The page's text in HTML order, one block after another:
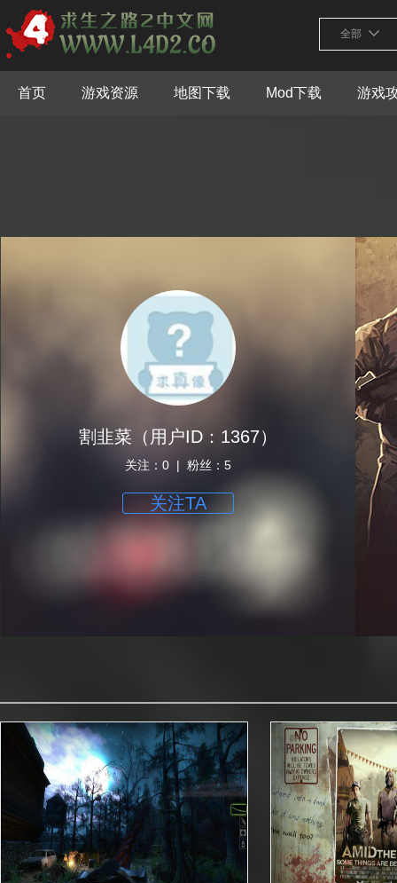
全部
首页 游戏资源 地图下载 Mod下载 游戏
割韭菜（用户ID：1367）
关注：0 | 粉丝：5
关注TA